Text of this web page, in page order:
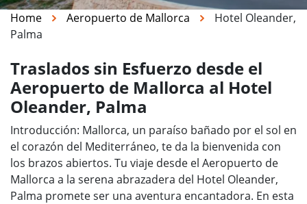
Home Aeropuerto de Mallorca
Hotel Oleander,
Palma
Traslados sin Esfuerzo desde el
Aeropuerto de Mallorca al Hotel
Oleander, Palma
Introducción: Mallorca, un paraíso bañado por el sol en
el corazón del Mediterráneo, te da la bienvenida con
los brazos abiertos. Tu viaje desde el Aeropuerto de
Mallorca a la serena abrazadera del Hotel Oleander,
Palma promete ser una aventura encantadora. En esta